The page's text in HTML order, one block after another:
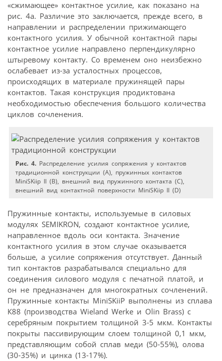
«сжимающее» контактное усилие, как показано на
рис. 4а. Различие это заключается, прежде всего, в
направлении и распределении прижимающего
контактного усилия. У обычной контактной пары
контактное усилие направлено перпендикулярно
штыревому контакту. Со временем оно неизбежно
ослабевает из-за усталостных процессов,
происходящих в материале пружинящей пары
контактов. Такая конструкция продиктована
необходимостью обеспечения большого количества
циклов сочленения.
Рис. 4. Распределение усилия сопряжения у контактов
традиционной конструкции (А), пружинных контактов
MiniSKiip II (B), внешний вид пружинного контакта (С),
внешний вид контактной поверхности MiniSKiip II (D)
Пружинные контакты, используемые в силовых
модулях SEMIKRON, создают контактное усилие,
направленное вдоль оси контакта. Значение
контактного усилия в этом случае оказывается
больше, а усилие сопряжения отсутствует. Данный
тип контактов разрабатывался специально для
соединения силового модуля с печатной платой, и
он не предназначен для многократных сочленений.
Пружинные контакты MiniSKiiP выполнены из сплава
К88 (производства Wieland Werke и Olin Brass) с
серебряным покрытием толщиной 3-5 мкм. Контакты
покрыты пассивирующим слоем толщиной 0,1 мкм,
представляющим собой сплав меди (50-55%), олова
(30-35%) и цинка (13-17%).